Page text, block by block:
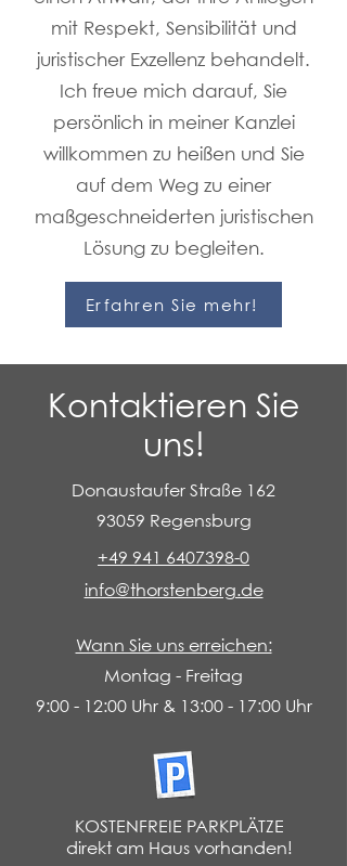
mit Respekt, Sensibilität und
juristischer Exzellenz behandelt.
Ich freue mich darauf, Sie
persönlich in meiner Kanzlei
willkommen zu heißen und Sie
auf dem Weg zu einer
maßgeschneiderten juristischen
Lösung zu begleiten.
Erfahren Sie mehr!
Kontaktieren Sie
uns!
Donaustaufer Straße 162
93059 Regensburg
+49 941 6407398-0
info@thorstenberg.de
Wann Sie uns erreichen:
Montag - Freitag
9:00 - 12:00 Uhr & 13:00 - 17:00 Uhr
KOSTENFREIE PARKPLÄTZE
direkt am Haus vorhanden!